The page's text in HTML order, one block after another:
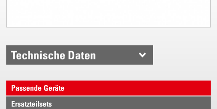
Technische Daten
Passende Geräte
Ersatzteilsets